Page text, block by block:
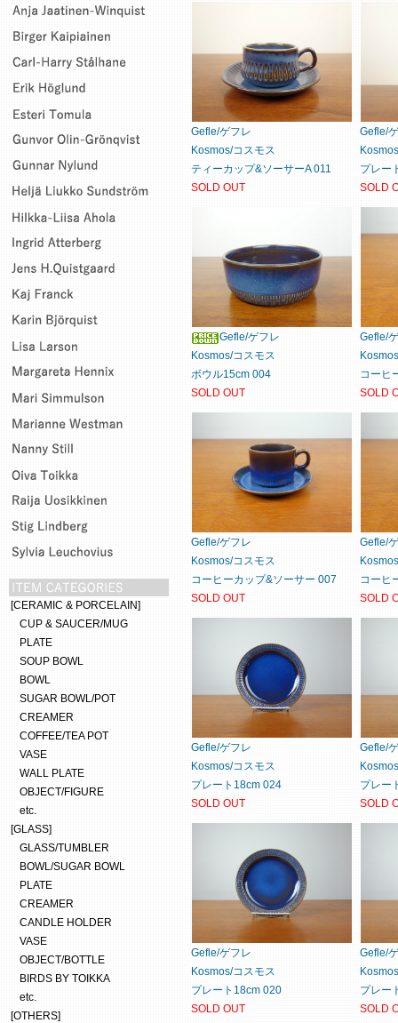
Gefle/ゲフレ
Kosmos/コスモス
ティーカップ&ソーサーA 011
SOLD OUT
Gefle/
プレー
SOLD
Gefle/ゲフレ
Kosmos/コスモス
ボウル15cm 004
SOLD OUT
Gefle/
コーヒ
SOLD
Gefle/ゲフレ
Kosmos/コスモス
コーヒーカップ&ソーサー 007
SOLD OUT
Gefle/
コーヒ
SOLD
Gefle/ゲフレ
Kosmos/コスモス
プレート18cm 024
SOLD OUT
Gefle/
プレー
SOLD
Gefle/ゲフレ
Kosmos/コスモス
プレート18cm 020
SOLD OUT
Gefle/
プレー
SOLD
[CERAMIC & PORCELAIN]
CUP & SAUCER/MUG
PLATE
SOUP BOWL
BOWL
SUGAR BOWL/POT
CREAMER
COFFEE/TEA POT
VASE
WALL PLATE
OBJECT/FIGURE
etc.
[GLASS]
GLASS/TUMBLER
BOWL/SUGAR BOWL
PLATE
CREAMER
CANDLE HOLDER
VASE
OBJECT/BOTTLE
BIRDS BY TOIKKA
etc.
[OTHERS]